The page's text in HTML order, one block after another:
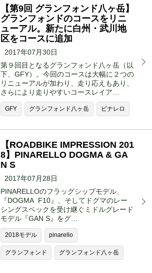
【第9回 グランフォンド八ヶ岳】
グランフォンドのコースをリニ
ューアル。新たに白州・武川地
区をコースに追加
2017年07月30日
第９回目となるグランフォンド八ヶ岳（以
下、GFY）。今回のコースは大幅に２つの
リニューアルが加わり、走り応えもあり、
さらにより走りやすいコースレイア…
GFY グランフォンド八ヶ岳 ピナレロ
【ROADBIKE IMPRESSION 201
8】PINARELLO DOGMA & GA
N S
2017年07月28日
PINARELLOのフラッグシップモデル、
『DOGMA F10』、そしてドグマのレー
シングスペックを受け継ぐミドルグレード
モデル『GAN S』をグ…
2018モデル pinarello
グランフォンド グランフォンド八ヶ岳